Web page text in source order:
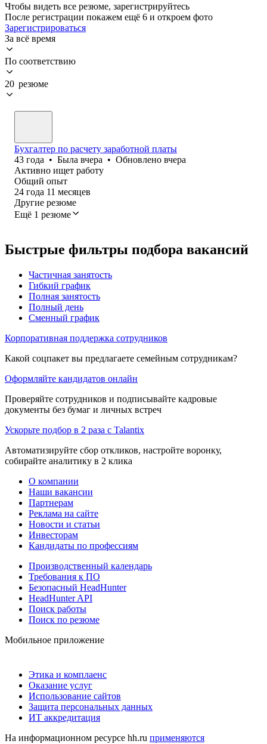
Чтобы видеть все резюме, зарегистрируйтесь
После регистрации покажем ещё 6 и откроем фото
Зарегистрироваться
За всё время
По соответствию
20 резюме
Бухгалтер по расчету заработной платы
43 года • Была вчера • Обновлено вчера
Активно ищет работу
Общий опыт
24 года 11 месяцев
Другие резюме
Ещё 1 резюме
Быстрые фильтры подбора вакансий
Частичная занятость
Гибкий график
Полная занятость
Полный день
Сменный график
Корпоративная поддержка сотрудников
Какой соцпакет вы предлагаете семейным сотрудникам?
Оформляйте кандидатов онлайн
Проверяйте сотрудников и подписывайте кадровые
документы без бумаг и личных встреч
Ускорьте подбор в 2 раза с Talantix
Автоматизируйте сбор откликов, настройте воронку,
собирайте аналитику в 2 клика
О компании
Наши вакансии
Партнерам
Реклама на сайте
Новости и статьи
Инвесторам
Кандидаты по профессиям
Производственный календарь
Требования к ПО
Безопасный HeadHunter
HeadHunter API
Поиск работы
Поиск по резюме
Мобильное приложение
Этика и комплаенс
Оказание услуг
Использование сайтов
Защита персональных данных
ИТ аккредитация
На информационном ресурсе hh.ru применяются